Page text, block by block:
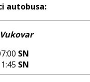
autobusa:
SN
SN